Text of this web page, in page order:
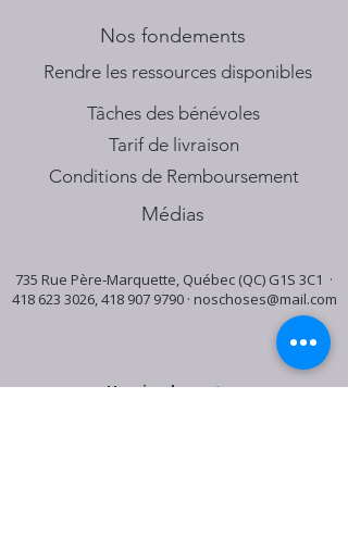
Nos fondements
​Rendre les ressources disponibles
Tâches des bénévoles
Tarif de livraison
Conditions de Remboursement
Médias
735 Rue Père-Marquette, Québec (QC) G1S 3C1 ·
418 623 3026,418 907 9790· noschoses@mail.com
Horaire du centre: